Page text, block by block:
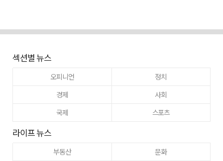
섹션별 뉴스
오피니언
정치
경제
사회
국제
스포츠
라이프 뉴스
부동산 문화